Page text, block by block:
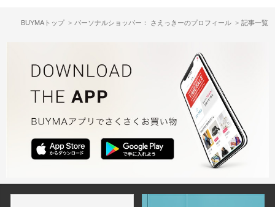
BUYMAトップ パーソナルショッパー： さえっきーのプロフィール 記事一覧